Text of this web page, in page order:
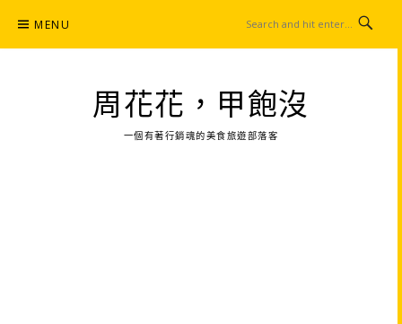
content
MENU
周花花，甲飽沒
一個有著行銷魂的美食旅遊部落客